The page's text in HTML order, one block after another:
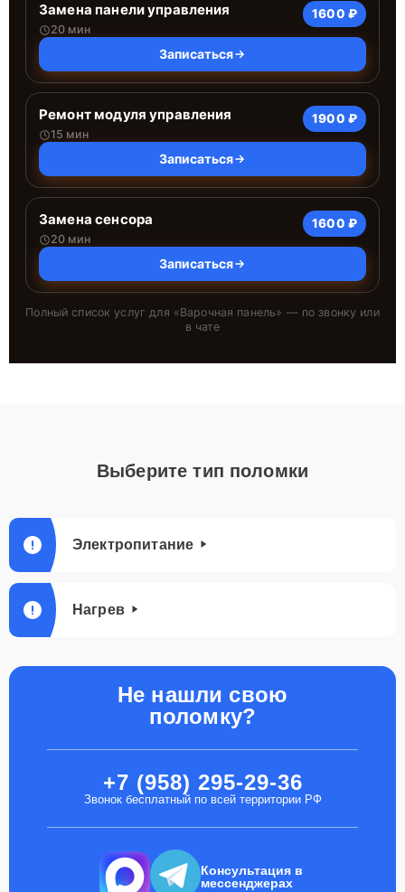
Замена панели управления
20 мин
1600 ₽
Записаться
Ремонт модуля управления
15 мин
1900 ₽
Записаться
Замена сенсора
20 мин
1600 ₽
Записаться
Полный список услуг для «Варочная панель» — по звонку или
в чате
Выберите тип поломки
Электропитание
Нагрев
Не нашли свою
поломку?
+7 (958) 295-29-36
Звонок бесплатный по всей территории РФ
Консультация в
мессенджерах